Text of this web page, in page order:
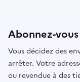
Abonnez-
Vous décidez des
arrêter. Votre
ou revendue à des